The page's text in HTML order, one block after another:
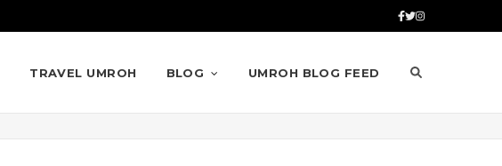
TRAVEL UMROH BLOG UMROH BLOG FEED